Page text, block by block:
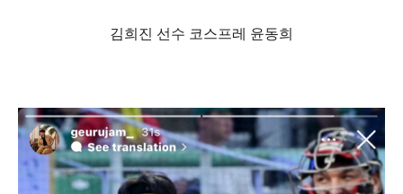
김희진 선수 코스프레 윤동희